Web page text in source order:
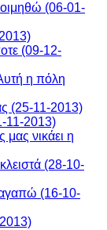
(06-01-
(09-12-
η πόλη
(25-11-2013)
11-2013)
νικάει η
(28-10-
(16-10-